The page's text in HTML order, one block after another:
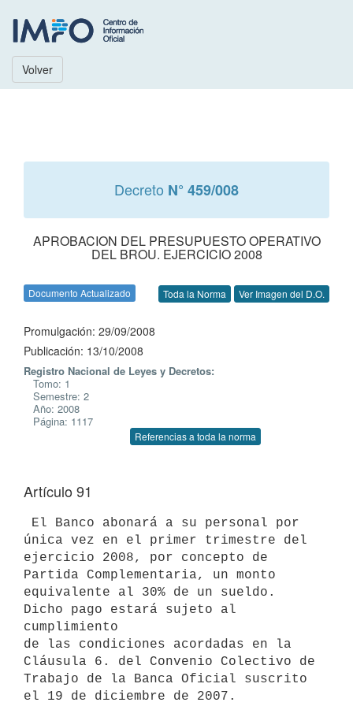
Volver
Decreto N° 459/008
APROBACION DEL PRESUPUESTO OPERATIVO
DEL BROU. EJERCICIO 2008
Documento Actualizado Toda la Norma Ver Imagen del D.O.
Promulgación: 29/09/2008
Publicación: 13/10/2008
Registro Nacional de Leyes y Decretos:
Tomo: 1
Semestre: 2
Año: 2008
Página: 1117
Referencias a toda la norma
Artículo 91
única vez en el primer trimestre del
ejercicio 2008, por concepto de
Partida Complementaria, un monto
equivalente al 30% de un sueldo.
Dicho pago estará sujeto al
cumplimiento
de las condiciones acordadas en la
Cláusula 6. del Convenio Colectivo de
Trabajo de la Banca Oficial suscrito